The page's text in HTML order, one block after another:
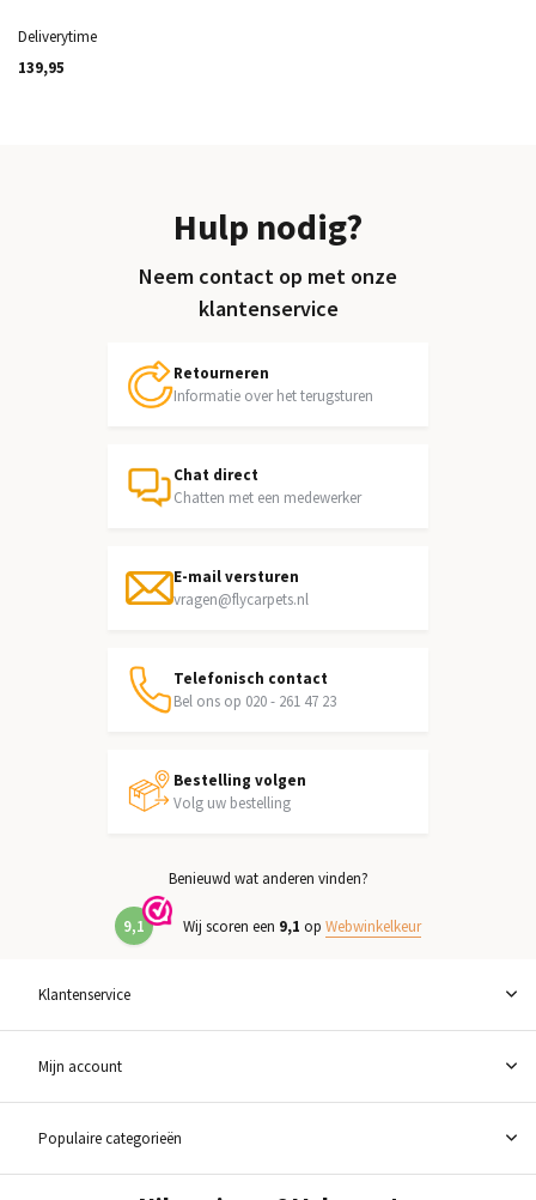
Deliverytime
139,95
Hulp nodig?
Neem contact op met onze
klantenservice
Retourneren
Informatie over het terugsturen
Chat direct
Chatten met een medewerker
E-mail versturen
vragen@flycarpets.nl
Telefonisch contact
Bel ons op 020 - 261 47 23
Bestelling volgen
Volg uw bestelling
Benieuwd wat anderen vinden?
9,1 Wij scoren een 9,1 op Webwinkelkeur
Klantenservice
Mijn account
Populaire categorieën